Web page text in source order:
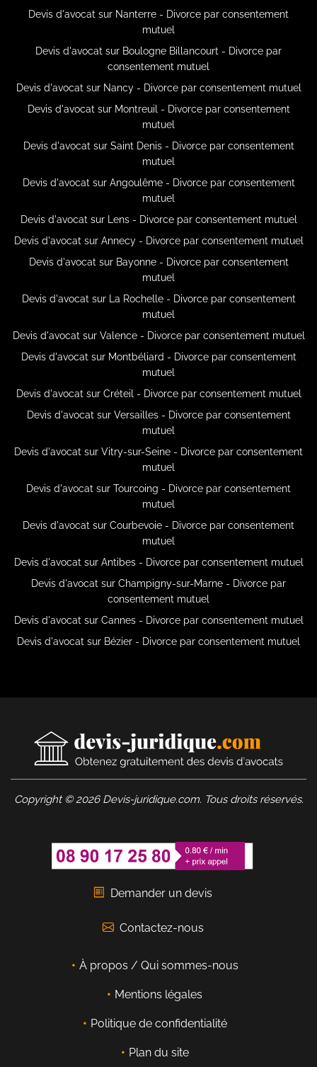
Devis d'avocat sur Nanterre - Divorce par consentement
mutuel
Devis d'avocat sur Boulogne Billancourt - Divorce par
consentement mutuel
Devis d'avocat sur Nancy - Divorce par consentement mutuel
Devis d'avocat sur Montreuil - Divorce par consentement
mutuel
Devis d'avocat sur Saint Denis - Divorce par consentement
mutuel
Devis d'avocat sur Angoulême - Divorce par consentement
mutuel
Devis d'avocat sur Lens - Divorce par consentement mutuel
Devis d'avocat sur Annecy - Divorce par consentement mutuel
Devis d'avocat sur Bayonne - Divorce par consentement
mutuel
Devis d'avocat sur La Rochelle - Divorce par consentement
mutuel
Devis d'avocat sur Valence - Divorce par consentement mutuel
Devis d'avocat sur Montbéliard - Divorce par consentement
mutuel
Devis d'avocat sur Créteil - Divorce par consentement mutuel
Devis d'avocat sur Versailles - Divorce par consentement
mutuel
Devis d'avocat sur Vitry-sur-Seine - Divorce par consentement
mutuel
Devis d'avocat sur Tourcoing - Divorce par consentement
mutuel
Devis d'avocat sur Courbevoie - Divorce par consentement
mutuel
Devis d'avocat sur Antibes - Divorce par consentement mutuel
Devis d'avocat sur Champigny-sur-Marne - Divorce par
consentement mutuel
Devis d'avocat sur Cannes - Divorce par consentement mutuel
Devis d'avocat sur Bézier - Divorce par consentement mutuel
Copyright © 2026 Devis-juridique.com. Tous droits réservés.
Demander un devis
Contactez-nous
À propos / Qui sommes-nous
Mentions légales
Politique de confidentialité
Plan du site